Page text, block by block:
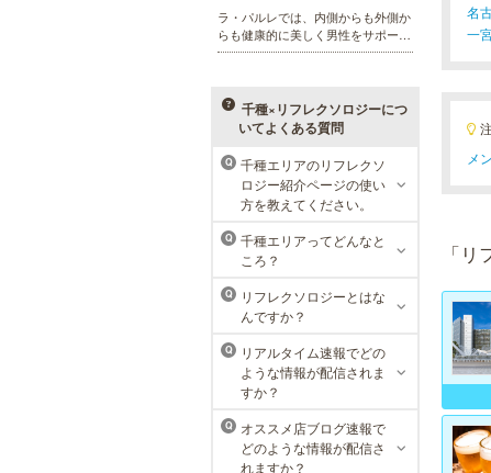
ラ・パルレでは、内側からも外側か
らも健康的に美しく男性をサポー
ト。脱メタボリックやダイエット、
メニューをご用意。お得な体験コー
スも多数！
メンズリゼクリニック 名古屋
栄院
東京メンズリゼクリニックの永久脱
毛が全国で受けられます。多くの男
性患者様にご支持頂き、新宿1院か
ら始まったメンズリゼクリニック
が、現在では提携院含め全国10院を
展開するクリニックになりました。
千種×リフレクソロジーにつ
いてよくある質問
Q
千種エリアのリフレクソ
ロジー紹介ページの使い
方を教えてください。
Q
千種エリアってどんなと
ころ？
Q
リフレクソロジーとはな
んですか？
Q
リアルタイム速報でどの
ような情報が配信されま
すか？
Q
オススメ店ブログ速報で
どのような情報が配信さ
れますか？
名
一
メ
「